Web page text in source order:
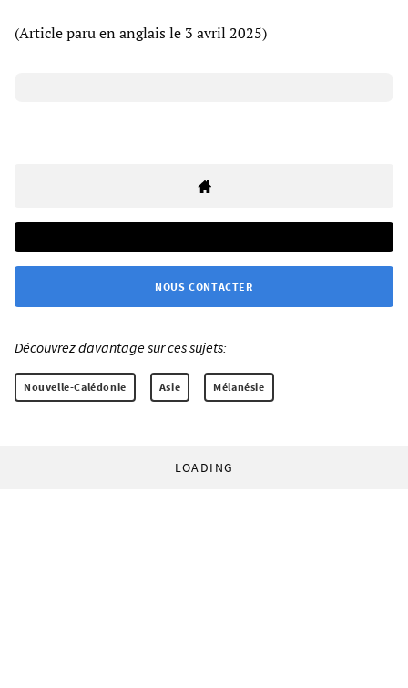
(Article paru en anglais le 3 avril 2025)
NOUS CONTACTER
Découvrez davantage sur ces sujets:
Nouvelle-Calédonie Asie Mélanésie
LOADING